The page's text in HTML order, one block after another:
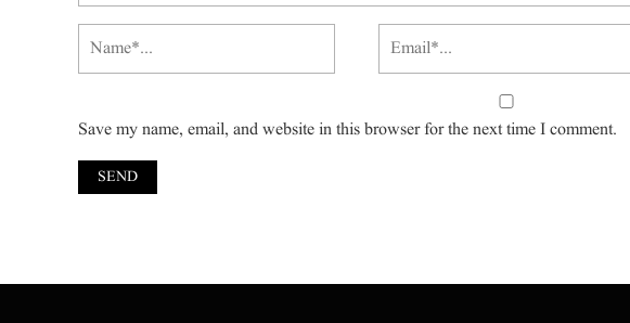
Save my name, email, and website in this browser for the next time I comment.